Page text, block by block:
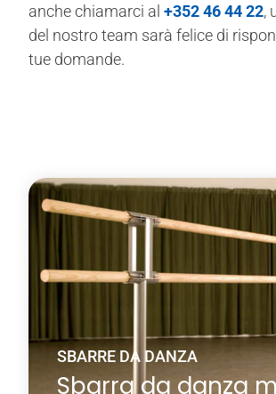
anche chiamarci al +352 46 44 22,
del nostro team sarà felice di
tue domande.
SBARRE DA DANZA
Sbarra da danza